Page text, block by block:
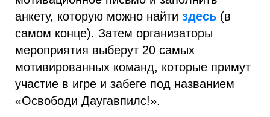
анкету, которую можно найти здесь (в
самом конце). Затем организаторы
мероприятия выберут 20 самых
мотивированных команд, которые примут
участие в игре и забеге под названием
«Освободи Даугавпилс!».